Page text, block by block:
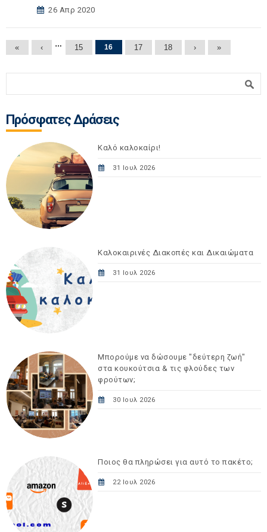
26 Απρ 2020
Σελίδες
« ‹ … 15 16 17 18 › »
Πρόσφατες Δράσεις
Καλό καλοκαίρι!
31 Ιουλ 2026
Καλοκαιρινές Διακοπές και Δικαιώματα
31 Ιουλ 2026
Μπορούμε να δώσουμε "δεύτερη ζωή"
στα κουκούτσια & τις φλούδες των
φρούτων;
30 Ιουλ 2026
Ποιος θα πληρώσει για αυτό το πακέτο;
22 Ιουλ 2026